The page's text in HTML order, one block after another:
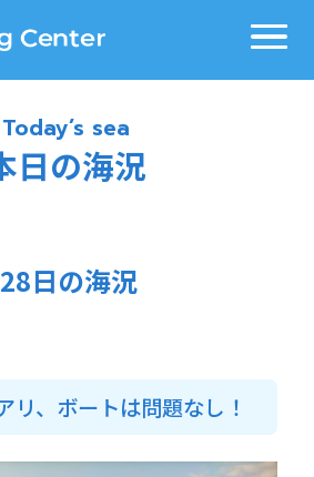
Today’s sea
日の海況
日の海況
リ、ボートは問題なし！